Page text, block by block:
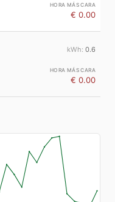
€ 0.00
0.6
€ 0.00